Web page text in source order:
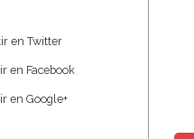
en Twitter
en Facebook
en Google+